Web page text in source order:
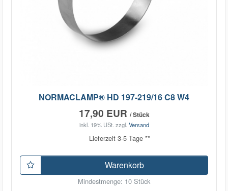
NORMACLAMP® HD 197-219/16 C8 W4
17,90 EUR / Stück
inkl. 19% USt. zzgl. Versand
Lieferzeit 3-5 Tage **
Warenkorb
Mindestmenge: 10 Stück